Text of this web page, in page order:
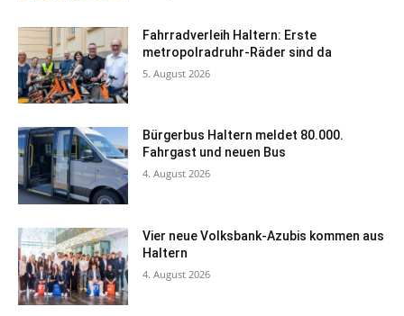
Fahrradverleih Haltern: Erste
metropolradruhr-Räder sind da
5. August 2026
Bürgerbus Haltern meldet 80.000.
Fahrgast und neuen Bus
4. August 2026
Vier neue Volksbank-Azubis kommen aus
Haltern
4. August 2026